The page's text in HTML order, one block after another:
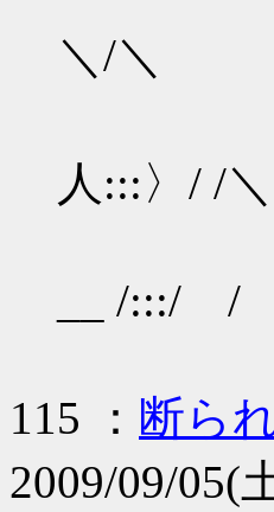
＼/
人:::〉/ /
__ /:::/ /
115 ： 断ら
2009/09/05(